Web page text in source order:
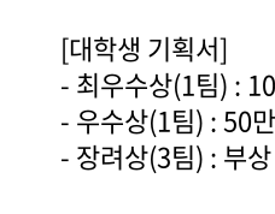
[대학생 기획서]
- 최우수상(1팀) :
- 우수상(1팀) : 50
- 장려상(3팀) : 부